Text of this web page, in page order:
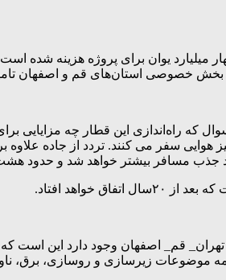
هوایی سفر می کنند. تردد از جاده
قم_ اصفهان وجود دارد این است
موضوعات زیرسازی و روسازی، برق،